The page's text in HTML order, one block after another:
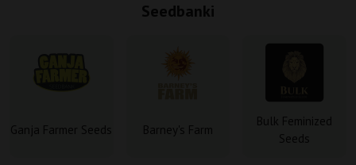
Seedbanki
Ganja Farmer Seeds Barney's Farm
Bulk Feminized
Seeds